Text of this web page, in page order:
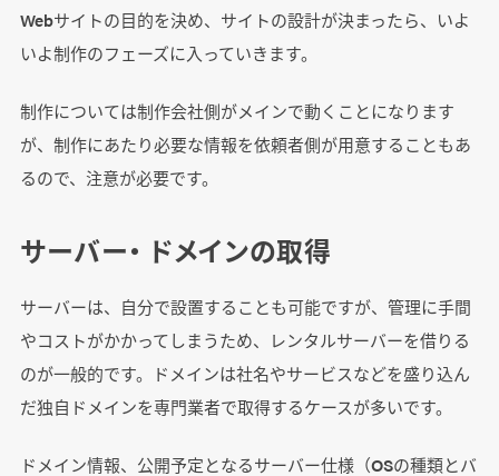
Webサイトの目的を決め、サイトの設計が決まったら、いよ
いよ制作のフェーズに入っていきます。
制作については制作会社側がメインで動くことになります
が、制作にあたり必要な情報を依頼者側が用意することもあ
るので、注意が必要です。
サーバー・ ドメインの取得
サーバーは、自分で設置することも可能ですが、管理に手間
やコストがかかってしまうため、レンタルサーバーを借りる
のが一般的です。ドメインは社名やサービスなどを盛り込ん
だ独自ドメインを専門業者で取得するケースが多いです。
ドメイン情報、公開予定となるサーバー仕様（OSの種類とバ